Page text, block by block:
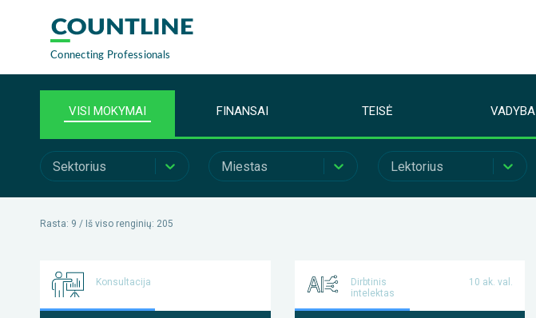
VISI MOKYMAI FINANSAI TEISĖ VADYBA
Sektorius Miestas Lektorius
Rasta: 9 / Iš viso renginių: 205
Konsultacija
Dirbtinis
intelektas
10 ak. val.